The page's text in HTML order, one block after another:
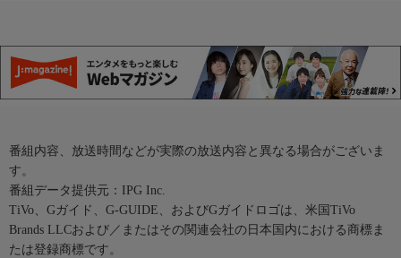
番組内容、放送時間などが実際の放送内容と異なる場合がございま
す。
番組データ提供元：IPG Inc.
TiVo、Gガイド、G-GUIDE、およびGガイドロゴは、米国TiVo
Brands LLCおよび／またはその関連会社の日本国内における商標ま
たは登録商標です。